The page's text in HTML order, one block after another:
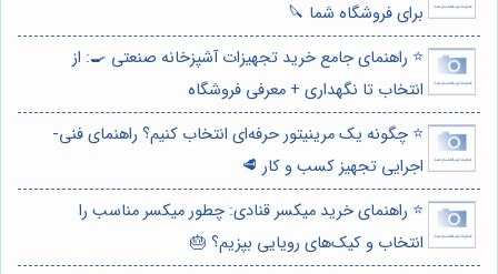
برای فروشگاه شما 🔪
⭐️ راهنمای جامع خرید تجهیزات آشپزخانه صنعتی 🍳: از
انتخاب تا نگهداری + معرفی فروشگاه
⭐️ چگونه یک مرینیتور حرفه‌ای انتخاب کنیم؟ راهنمای فنی-
اجرایی تجهیز کسب و کار 🥩
⭐️ راهنمای خرید میکسر قنادی: چطور میکسر مناسب را
انتخاب و کیک‌های رویایی بپزیم؟ 🎂